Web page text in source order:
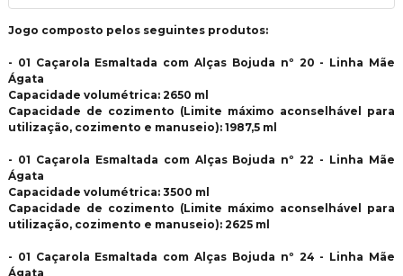
Jogo composto pelos seguintes produtos:
- 01 Caçarola Esmaltada com Alças Bojuda nº 20 - Linha Mãe
Ágata
Capacidade volumétrica: 2650 ml
Capacidade de cozimento (Limite máximo aconselhável para
utilização, cozimento e manuseio): 1987,5 ml
- 01 Caçarola Esmaltada com Alças Bojuda nº 22 - Linha Mãe
Ágata
Capacidade volumétrica: 3500 ml
Capacidade de cozimento (Limite máximo aconselhável para
utilização, cozimento e manuseio): 2625 ml
- 01 Caçarola Esmaltada com Alças Bojuda nº 24 - Linha Mãe
Ágata